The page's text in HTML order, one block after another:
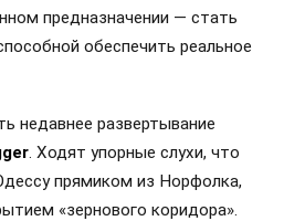
предназначении — стать
обеспечить реальное
недавнее развертывание
. Ходят упорные слухи, что
прямиком из Норфолка,
«зернового коридора».